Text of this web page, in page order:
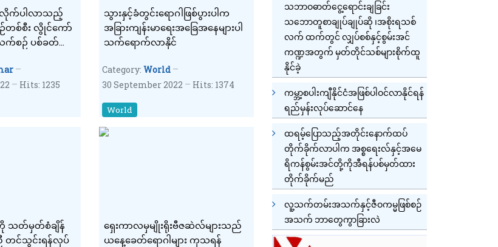
းလိုက်ပါလာသည့်
စ်စီး လွိုင်ကော်
စဉ် ပစ်ခတ်
Hits: 1235
သွားနှင့်ခံတွင်းရောဂါဖြစ်ပွားပါက
အခြားကျန်းမာရေးအခြေအနေများပါ
သက်ရောက်လာနိုင်
Category: World
30 September 2022
Hits: 1374
World
ကို သတ်မှတ်စံချိန်
တင်သွင်းရန်လုပ်
ရှေးကာလမှမျိုးရိုးဗီဇဆဲလ်များသည်
ယနေ့ခေတ်ရောဂါများ ကုသရန်
သဘာဝဓာတ်ငွေ့ရောင်းချခြင်း
သဘောတူစာချုပ်ချုပ်ဆို ၊အစိုးရသစ်
လက် ထက်တွင် လျှပ်စစ်နှင့်စွမ်းအင်
ကဏ္ဍအတွက် မှတ်တိုင်သစ်များစိုက်ထူ
နိုင်ခဲ့
ကမ္ဘာ့စပါးကျီနိုင်ငံအဖြစ်ပါဝင်လာနိုင်ရန်
ရည်မှန်းလုပ်ဆောင်နေ
ထရမ့်ပြောသည့်အတိုင်းနောက်ထပ်
တိုက်ခိုက်လာပါက အစ္စရေးလ်နှင့်အမေ
ရိကန်စွမ်းအင်တို့ကိုအီရန်ပစ်မှတ်ထား
တိုက်ခိုက်မည်
လူ့သက်တမ်းအသက်နှင့်ဇီဝကမ္မဖြစ်စဉ်
အသက် ဘာတွေကွာခြားလဲ